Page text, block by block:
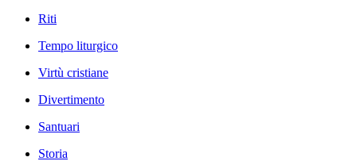
Riti
Tempo liturgico
Virtù cristiane
Divertimento
Santuari
Storia